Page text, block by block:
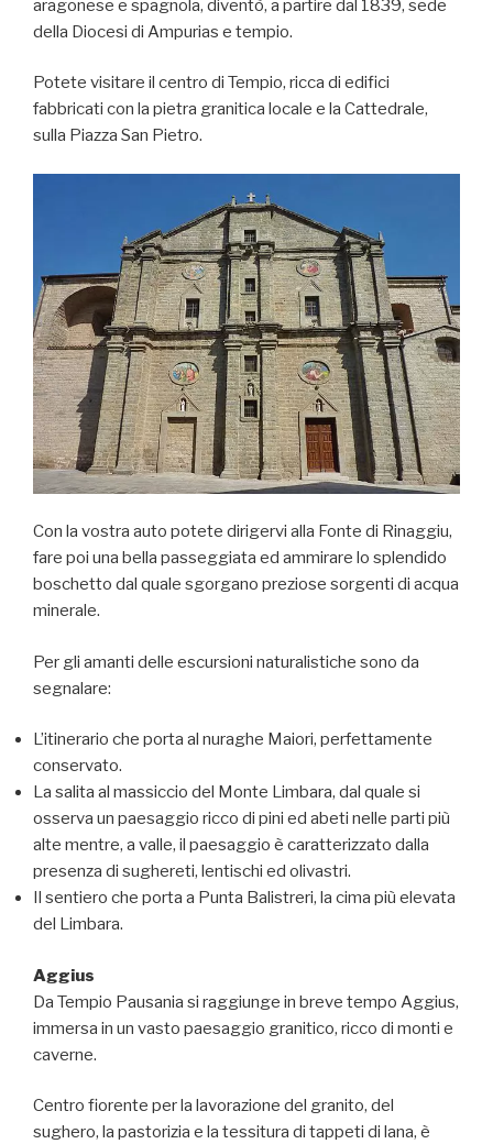
aragonese e spagnola, diventò, a partire dal 1839, sede
della Diocesi di Ampurias e tempio.
Potete visitare il centro di Tempio, ricca di edifici
fabbricati con la pietra granitica locale e la Cattedrale,
sulla Piazza San Pietro.
Con la vostra auto potete dirigervi alla Fonte di Rinaggiu,
fare poi una bella passeggiata ed ammirare lo splendido
boschetto dal quale sgorgano preziose sorgenti di acqua
minerale.
Per gli amanti delle escursioni naturalistiche sono da
segnalare:
L’itinerario che porta al nuraghe Maiori, perfettamente
conservato.
La salita al massiccio del Monte Limbara, dal quale si
osserva un paesaggio ricco di pini ed abeti nelle parti più
alte mentre, a valle, il paesaggio è caratterizzato dalla
presenza di sughereti, lentischi ed olivastri.
Il sentiero che porta a Punta Balistreri, la cima più elevata
del Limbara.
Aggius
Da Tempio Pausania si raggiunge in breve tempo Aggius,
immersa in un vasto paesaggio granitico, ricco di monti e
caverne.
Centro fiorente per la lavorazione del granito, del
sughero, la pastorizia e la tessitura di tappeti di lana, è